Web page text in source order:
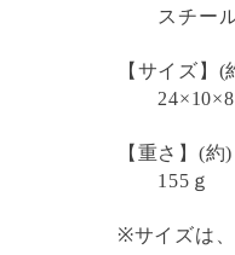
スチー
【サイズ】(
24×10×8
【重さ】(約)
155ｇ
※サイズは